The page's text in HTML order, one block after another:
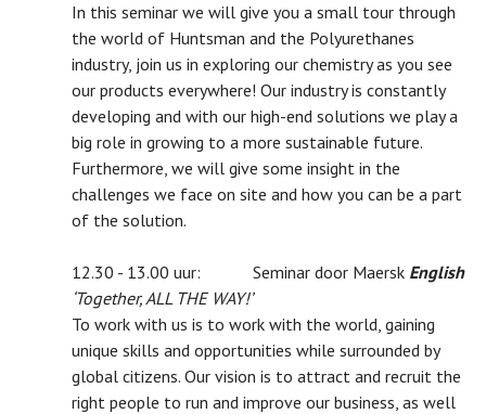
In this seminar we will give you a small tour through
the world of Huntsman and the Polyurethanes
industry, join us in exploring our chemistry as you see
our products everywhere! Our industry is constantly
developing and with our high-end solutions we play a
big role in growing to a more sustainable future.
Furthermore, we will give some insight in the
challenges we face on site and how you can be a part
of the solution.
12.30 - 13.00 uur: Seminar door Maersk English
‘Together, ALL THE WAY!’
To work with us is to work with the world, gaining
unique skills and opportunities while surrounded by
global citizens. Our vision is to attract and recruit the
right people to run and improve our business, as well